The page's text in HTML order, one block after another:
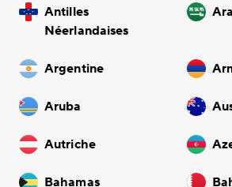
Antilles
Néerlandaises
Argentine
Aruba
Autriche
Bahamas